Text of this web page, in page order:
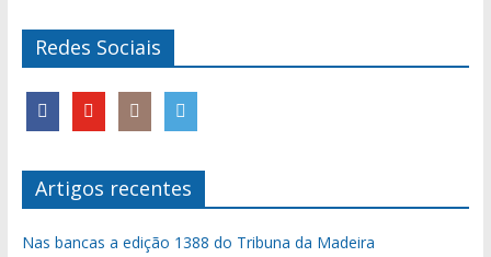
Redes Sociais
Artigos recentes
Nas bancas a edição 1388 do Tribuna da Madeira